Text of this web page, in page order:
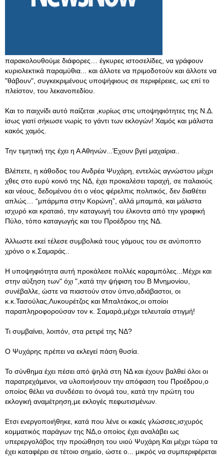
παρακολουθούμε διάφορες… έγκυρες ιστοσελίδες, να γράφουν
κυριολεκτικά παραμύθια... και άλλοτε να πριμοδοτούν και άλλοτε να
"θάβουν", συγκεκριμένους υποψήφιους σε περιφέρειες, ως επί το
πλείστον, του λεκανοπεδίου.
Και το παιχνίδι αυτό παίζεται ,κυρίως στις υποψηφιότητες της Ν.Δ.
ίσως γιατί σήκωσε νωρίς το γάντι των εκλογών! Χαμός και μάλιστα
κακός χαμός.
Την τιμητική της έχει η Α Αθηνών...Έχουν βγεί μαχαίρια..
Βλέπετε, η κάθοδος του Ανδρέα Ψυχάρη, εντελώς αγνώστου μέχρι
χθες στο ευρύ κοινό της ΝΔ, έχει προκαλέσει ταραχή, σε παλαιούς
και νέους, δεδομένου ότι ο νέος φέρελπις πολιτικός, δεν διαθέτει
απλώς… “μπάρμπα στην Κορώνη”, αλλά μπαμπά, και μάλιστα
ισχυρό και κραταιό, την καταγωγή του έλκοντα από την γραφική
Πύλο, τόπο καταγωγής και του Προέδρου της ΝΔ.
Άλλωστε εκεί τέλεσε συμβολικά τους γάμους του σε ανύποπτο
χρόνο ο κ.Σαμαράς..
Η υποψηφιότητα αυτή προκάλεσε πολλές καραμπόλες...Μέχρι και
στην αύξηση των" όχι ",κατά την ψήφιση του Β Μνημονίου,
συνέβαλλε, ώστε να πιαστούν στον ύπνο,αδιάβαστοι, οι
κ.κ.Τασούλας,Λυκουρέτζος και Μπαλτάκος,οι οποίοι
παραπληροφορούσαν τον κ. Σαμαρά,μέχρι τελευταία στιγμή!
Τι συμβαίνει, λοιπόν, στα ρετιρέ της ΝΔ?
Ο Ψυχάρης πρέπει να εκλεγεί πάση θυσία.
Το σύνθημα έχει πέσει από ψηλά στη ΝΔ και έχουν βαλθεί όλοι οι
παρατρεχάμενοι, να υλοποιήσουν την απόφαση του Προέδρου,ο
οποίος θέλει να συνδέσει το όνομά του, κατά την πρώτη του
εκλογική αναμέτρηση,με εκλογές πεφωτισμένων.
Ετσι ενεργοποιήθηκε, κατά που λένε οι κακές γλώσσες,ισχυρός
κομματικός παράγων της ΝΔ,ο οποίος έχει αναλάβει ως
υπερεργολάβος την προώθηση του υιού Ψυχάρη.Και μέχρι τώρα τα
έχει καταφέρει σε τέτοιο σημείο, ώστε ο... μικρός να συμπεριφέρεται